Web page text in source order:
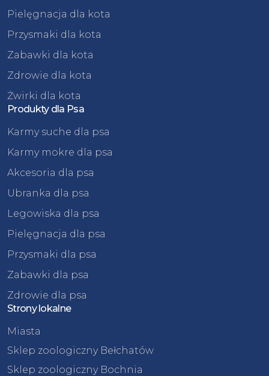
Pielęgnacja dla kota
Przysmaki dla kota
Zabawki dla kota
Zdrowie dla kota
Żwirki dla kota
Produkty dla Psa
Karmy suche dla psa
Karmy mokre dla psa
Akcesoria dla psa
Ubranka dla psa
Legowiska dla psa
Pielęgnacja dla psa
Przysmaki dla psa
Zabawki dla psa
Zdrowie dla psa
Strony lokalne
Miasta
Sklep zoologiczny Bełchatów
Sklep zoologiczny Bochnia